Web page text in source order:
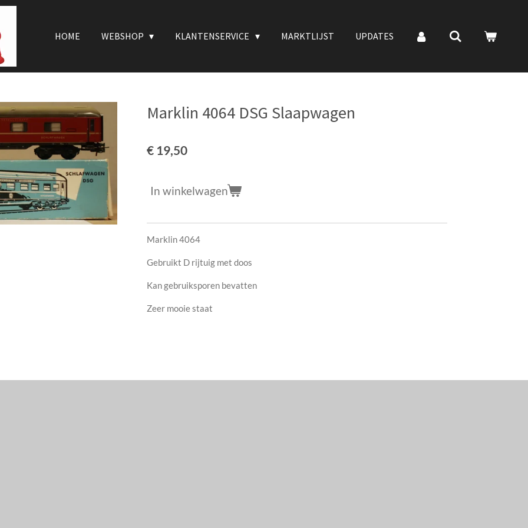
HOME WEBSHOP KLANTENSERVICE MARKTLIJST UPDATES
Marklin 4064 DSG Slaapwagen
€ 19,50
In winkelwagen
Marklin 4064
Gebruikt D rijtuig met doos
Kan gebruiksporen bevatten
Zeer mooie staat